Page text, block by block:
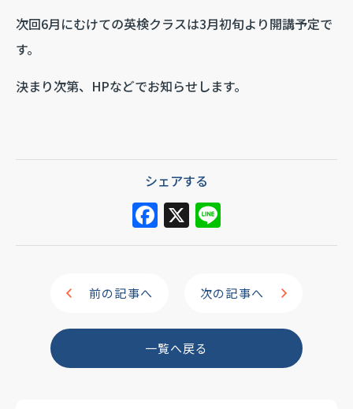
次回6月にむけての英検クラスは3月初旬より開講予定で
す。
決まり次第、HPなどでお知らせします。
シェアする
F
a
o
o
X
n
前の記事へ 次の記事へ
一覧へ戻る